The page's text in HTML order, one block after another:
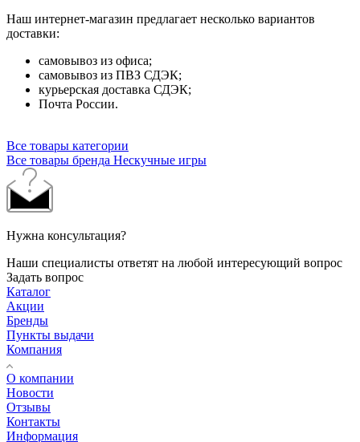
Наш интернет-магазин предлагает несколько вариантов
доставки:
самовывоз из офиса;
самовывоз из ПВЗ СДЭК;
курьерская доставка СДЭК;
Почта России.
Все товары категории
Все товары бренда Нескучные игры
Нужна консультация?
Наши специалисты ответят на любой интересующий вопрос
Задать вопрос
Каталог
Акции
Бренды
Пункты выдачи
Компания
О компании
Новости
Отзывы
Контакты
Информация